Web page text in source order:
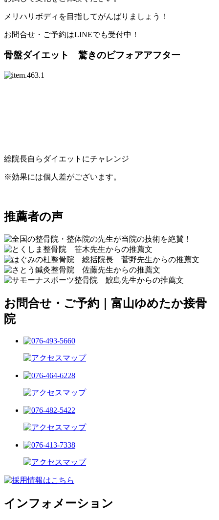
メリハリボディを目指してがんばりましょう！
お問合せ・ご予約はLINEでも受付中！
骨盤ダイエット 驚きのビフォアアフター
総院長自らダイエットにチャレンジ
※効果には個人差がございます。
推薦者の声
お問合せ・ご予約｜富山ゆめたか接骨
院
インフォメーション